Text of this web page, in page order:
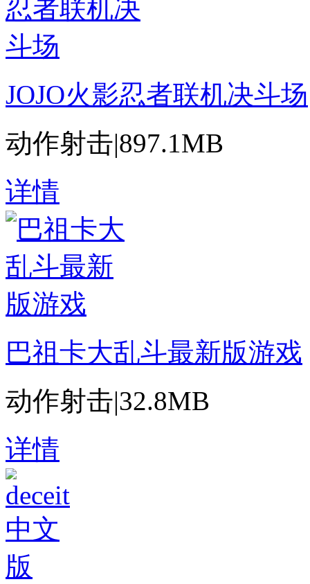
JOJO火影忍者联机决斗场
动作射击|897.1MB
详情
巴祖卡大乱斗最新版游戏
动作射击|32.8MB
详情